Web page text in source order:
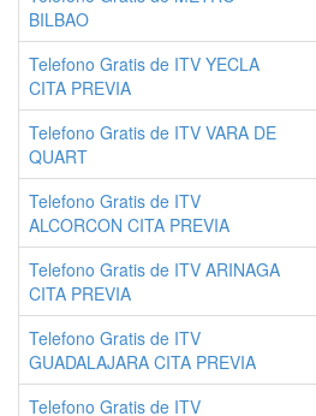
BILBAO
Telefono Gratis de ITV YECLA
CITA PREVIA
Telefono Gratis de ITV VARA DE
QUART
Telefono Gratis de ITV
ALCORCON CITA PREVIA
Telefono Gratis de ITV ARINAGA
CITA PREVIA
Telefono Gratis de ITV
GUADALAJARA CITA PREVIA
Telefono Gratis de ITV